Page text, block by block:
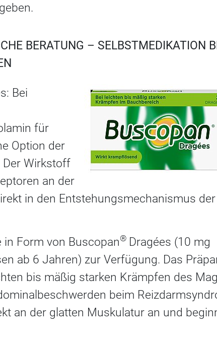
BERATUNG – SELBSTMEDIKATION
Bei
für
Option der
Der Wirkstoff
an der
in den Entstehungsmechanismus der
Form von Buscopan® Dragées (10 mg
ab 6 Jahren) zur Verfügung. Das
bis mäßig starken Krämpfen des
beim
an der glatten Muskulatur an und